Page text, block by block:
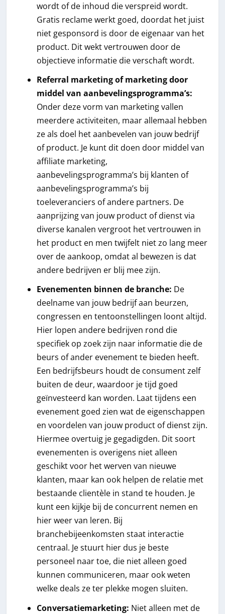
wordt of de inhoud die verspreid wordt.
Gratis reclame werkt goed, doordat het juist
niet gesponsord is door de eigenaar van het
product. Dit wekt vertrouwen door de
objectieve informatie die verschaft wordt.
Referral marketing of marketing door
middel van aanbevelingsprogramma’s:
Onder deze vorm van marketing vallen
meerdere activiteiten, maar allemaal hebben
ze als doel het aanbevelen van jouw bedrijf
of product. Je kunt dit doen door middel van
affiliate marketing,
aanbevelingsprogramma’s bij klanten of
aanbevelingsprogramma’s bij
toeleveranciers of andere partners. De
aanprijzing van jouw product of dienst via
diverse kanalen vergroot het vertrouwen in
het product en men twijfelt niet zo lang meer
over de aankoop, omdat al bewezen is dat
andere bedrijven er blij mee zijn.
Evenementen binnen de branche: De
deelname van jouw bedrijf aan beurzen,
congressen en tentoonstellingen loont altijd.
Hier lopen andere bedrijven rond die
specifiek op zoek zijn naar informatie die de
beurs of ander evenement te bieden heeft.
Een bedrijfsbeurs houdt de consument zelf
buiten de deur, waardoor je tijd goed
geïnvesteerd kan worden. Laat tijdens een
evenement goed zien wat de eigenschappen
en voordelen van jouw product of dienst zijn.
Hiermee overtuig je gegadigden. Dit soort
evenementen is overigens niet alleen
geschikt voor het werven van nieuwe
klanten, maar kan ook helpen de relatie met
bestaande clientèle in stand te houden. Je
kunt een kijkje bij de concurrent nemen en
hier weer van leren. Bij
branchebijeenkomsten staat interactie
centraal. Je stuurt hier dus je beste
personeel naar toe, die niet alleen goed
kunnen communiceren, maar ook weten
welke deals ze ter plekke mogen sluiten.
Conversatiemarketing: Niet alleen met de